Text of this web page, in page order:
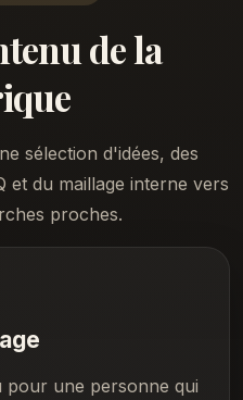
de la
sélection d'idées, des
et du maillage interne vers
proches.
pour une personne qui